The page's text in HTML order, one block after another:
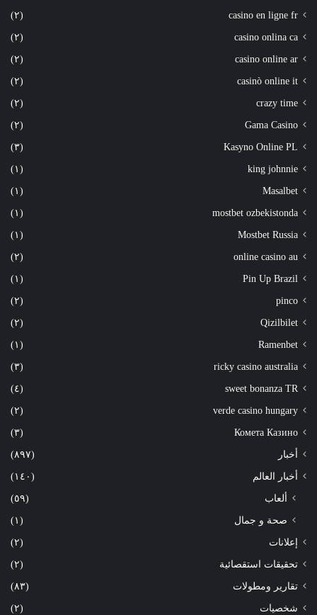
casino en ligne fr (٢)
casino onlina ca (٢)
casino online ar (٢)
casinò online it (٢)
crazy time (٢)
Gama Casino (٢)
Kasyno Online PL (٣)
king johnnie (١)
Masalbet (١)
mostbet ozbekistonda (١)
Mostbet Russia (١)
online casino au (٢)
Pin Up Brazil (١)
pinco (٢)
Qizilbilet (٢)
Ramenbet (١)
ricky casino australia (٣)
sweet bonanza TR (٤)
verde casino hungary (٢)
Комета Казино (٣)
أخبار (٨٩٧)
أخبار العالم (١٤٠)
ألعاب
(٥٩)
صحة و جمال
(١)
إعلانات (٢)
تحقيقات استقصائية (٢)
تقارير ومطولات (٨٣)
شخصيات (٢)